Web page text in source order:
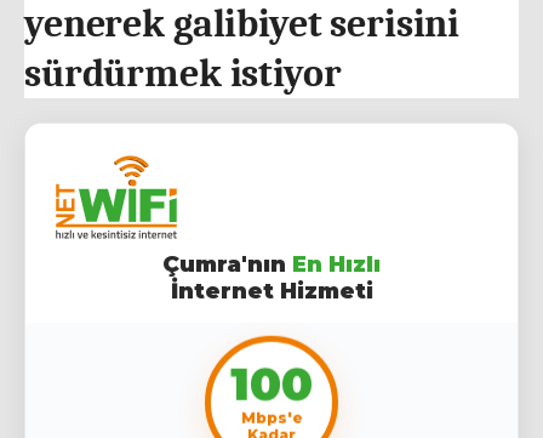
yenerek galibiyet serisini
sürdürmek istiyor
Çumra'nın En Hızlı
İnternet Hizmeti
100
Mbps'e